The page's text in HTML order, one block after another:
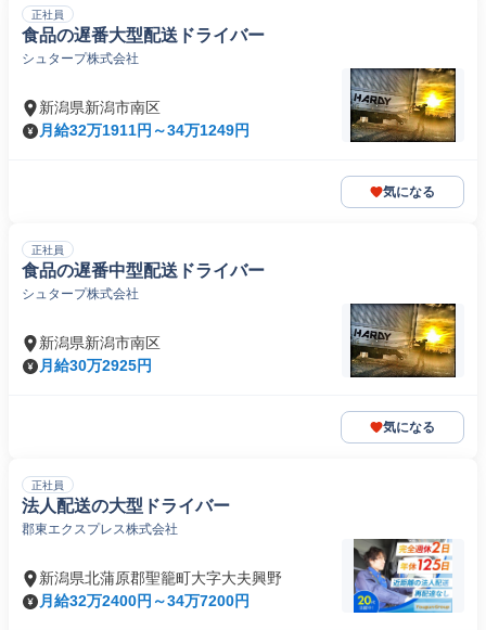
正社員
食品の遅番大型配送ドライバー
シュタープ株式会社
新潟県新潟市南区
月給32万1911円～34万1249円
気になる
正社員
食品の遅番中型配送ドライバー
シュタープ株式会社
新潟県新潟市南区
月給30万2925円
気になる
正社員
法人配送の大型ドライバー
郡東エクスプレス株式会社
新潟県北蒲原郡聖籠町大字大夫興野
月給32万2400円～34万7200円